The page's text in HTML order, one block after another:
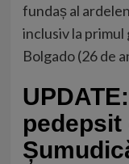
fundaș al
inclusiv la primul
Bolgado (26 de
pedepsit